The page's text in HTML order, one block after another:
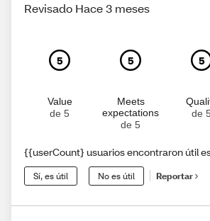
Revisado Hace 3 meses
5
Value
de 5
5
Meets
expectations
de 5
5
de
{{userCount} usuarios encontraron útil
Sí, es útil No es útil Reportar